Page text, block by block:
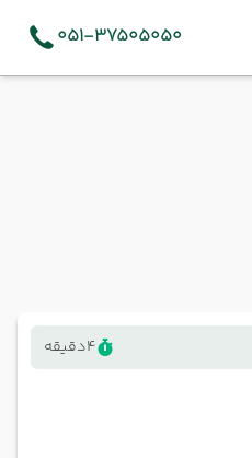
051-37505050
4دقیقه